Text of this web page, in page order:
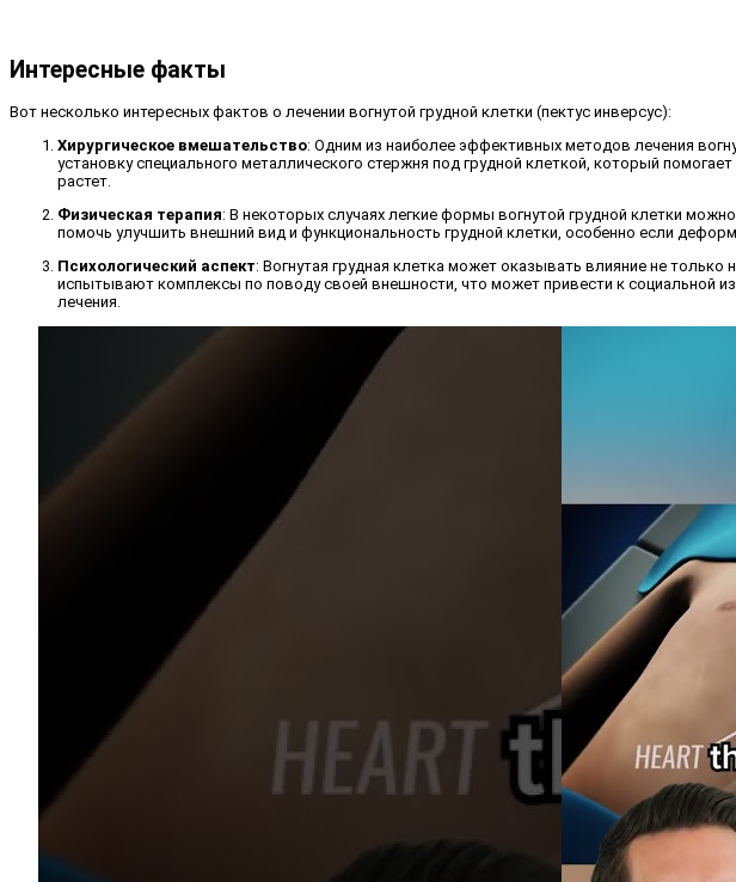
Интересные факты
Вот несколько интересных фактов о лечении вогнутой грудной клетки (пектус инверсус):
Хирургическое вмешательство: Одним из наиболее эффективных методов лечения
установку специального металлического стержня под грудной клеткой, который
растет.
Физическая терапия: В некоторых случаях легкие формы вогнутой грудной клетки
помочь улучшить внешний вид и функциональность грудной клетки, особенно если
Психологический аспект: Вогнутая грудная клетка может оказывать влияние не
испытывают комплексы по поводу своей внешности, что может привести к социальной
лечения.